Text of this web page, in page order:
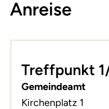
Anreise
−
Treffpunkt
Gemeindeamt
Kirchenplatz 1